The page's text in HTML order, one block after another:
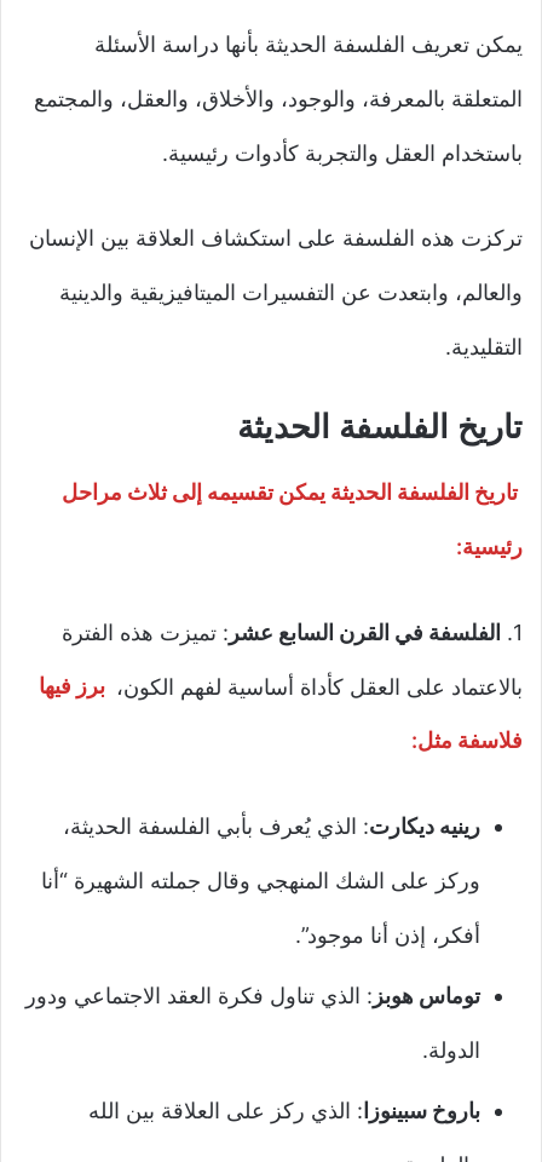
يمكن تعريف الفلسفة الحديثة بأنها دراسة الأسئلة
المتعلقة بالمعرفة، والوجود، والأخلاق، والعقل، والمجتمع
باستخدام العقل والتجربة كأدوات رئيسية.
تركزت هذه الفلسفة على استكشاف العلاقة بين الإنسان
والعالم، وابتعدت عن التفسيرات الميتافيزيقية والدينية
التقليدية.
تاريخ الفلسفة الحديثة
تاريخ الفلسفة الحديثة يمكن تقسيمه إلى ثلاث مراحل
رئيسية:
1. الفلسفة في القرن السابع عشر : تميزت هذه الفترة
بالاعتماد على العقل كأداة أساسية لفهم الكون، برز فيها
فلاسفة مثل:
رينيه ديكارت: الذي يُعرف بأبي الفلسفة الحديثة،
وركز على الشك المنهجي وقال جملته الشهيرة “أنا
أفكر، إذن أنا موجود”.
توماس هوبز : الذي تناول فكرة العقد الاجتماعي ودور
الدولة.
باروخ سبينوزا: الذي ركز على العلاقة بين الله